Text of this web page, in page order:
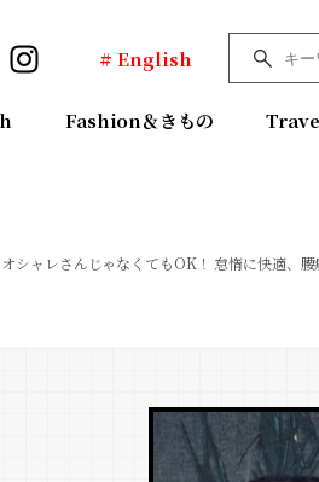
# English
Fashion＆きもの
オシャレさんじゃなくてもOK！ 怠惰に快適、